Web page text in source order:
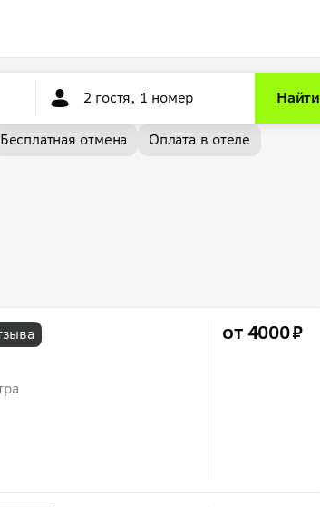
2 гостя, 1 номер Найти
Бесплатная отмена
Оплата в отеле
от 4000 ₽